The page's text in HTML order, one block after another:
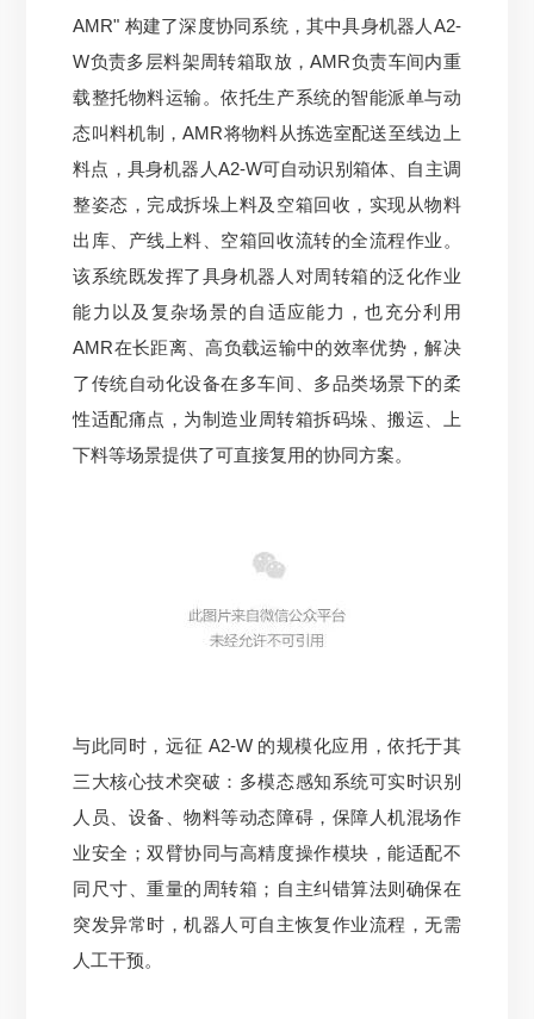
AMR" 构建了深度协同系统，其中具身机器人A2-
W负责多层料架周转箱取放，AMR负责车间内重
载整托物料运输。依托生产系统的智能派单与动
态叫料机制，AMR将物料从拣选室配送至线边上
料点，具身机器人A2-W可自动识别箱体、自主调
整姿态，完成拆垛上料及空箱回收，实现从物料
出库、产线上料、空箱回收流转的全流程作业。
该系统既发挥了具身机器人对周转箱的泛化作业
能力以及复杂场景的自适应能力，也充分利用
AMR在长距离、高负载运输中的效率优势，解决
了传统自动化设备在多车间、多品类场景下的柔
性适配痛点， 为制造业周转箱拆码垛、搬运、上
下料等场景提供了可直接复用的协同方案。
与此同时，远征 A2-W 的规模化应用，依托于其
三大核心技术突破：多模态感知系统可实时识别
人员、设备、物料等动态障碍，保障人机混场作
业安全；双臂协同与高精度操作模块，能适配不
同尺寸、重量的周转箱；自主纠错算法则确保在
突发异常时，机器人可自主恢复作业流程，无需
人工干预。